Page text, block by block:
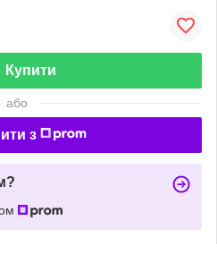
Купити
або
з